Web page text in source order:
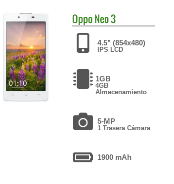
OppoNeo 3
4.5" (854x480)
IPS LCD
1GB
4GB
Almacenamiento
5-MP
1 Trasera Cámara
1900 mAh